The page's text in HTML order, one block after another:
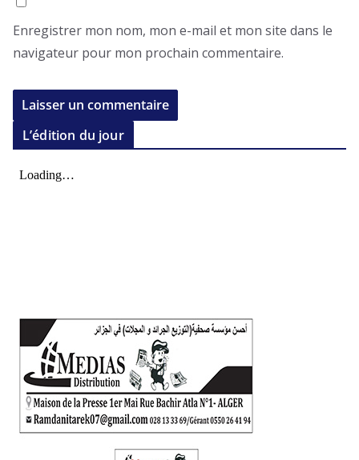
Enregistrer mon nom, mon e-mail et mon site dans le
navigateur pour mon prochain commentaire.
L’édition du jour